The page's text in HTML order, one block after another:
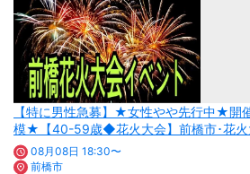
【特に男性急募】★女性やや先行中★開
模★【40-59歳◆花火大会】前橋市･花火
08月08日 18:30〜
前橋市